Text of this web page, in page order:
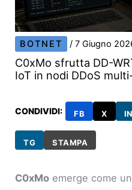
BOTNET /7 Giugno
C0xMo sfrutta DD-
IoT in nodi DDoS
CONDIVIDI: FB X IN
TG STAMPA
C0xMo emerge come